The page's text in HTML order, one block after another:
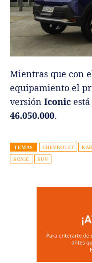
Mientras que con
equipamiento el
versión Iconic
46.050.000.
TEMAS CHEVROLET
SONIC SUV